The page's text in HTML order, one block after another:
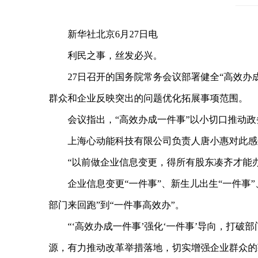
新华社北京6月27日电
利民之事，丝发必兴。
27日召开的国务院常务会议部署健全“高效办
群众和企业反映突出的问题优化拓展事项范围。
会议指出，“高效办成一件事”以小切口推动政
上海心动能科技有限公司负责人唐小惠对此感
“以前做企业信息变更，得所有股东凑齐才能
企业信息变更“一件事”、新生儿出生“一件事”
部门来回跑”到“一件事高效办”。
“‘高效办成一件事’强化‘一件事’导向，打破部
源，有力推动改革举措落地，切实增强企业群众